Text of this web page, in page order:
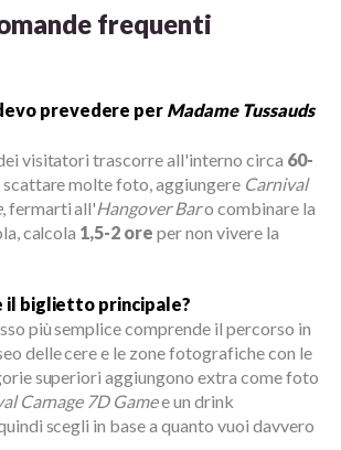
frequenti
prevedere per Madame Tussauds
visitatori trascorre all'interno circa 60-
scattare molte foto, aggiungere Carnival
, fermarti all'Hangover Baro combinare la
calcola 1,5-2 ore per non vivere la
il biglietto principale?
più semplice comprende il percorso in
delle cere e le zone fotografiche con le
superiori aggiungono extra come foto
Carnage 7D Gamee un drink
scegli in base a quanto vuoi davvero